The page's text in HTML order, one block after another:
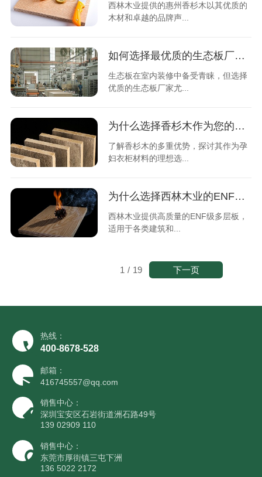
西林木业提供的惠州香杉木以其优质的
木材和卓越的品牌声...
如何选择最优质的生态板厂家？必看详解
生态板在室内装修中备受青睐，但选择
优质的生态板厂家尤...
为什么选择香杉木作为您的孕妇衣柜材料？
了解香杉木的多重优势，探讨其作为孕
妇衣柜材料的理想选...
为什么选择西林木业的ENF级多层板？解析四大产品特性！
西林木业提供高质量的ENF级多层板，
适用于各类建筑和...
1 / 19 下一页
热线：
400-8678-528
邮箱：
416745557@qq.com
销售中心：
深圳宝安区石岩街道洲石路49号
139 02909 110
销售中心：
东莞市厚街镇三屯下洲
136 5022 2172